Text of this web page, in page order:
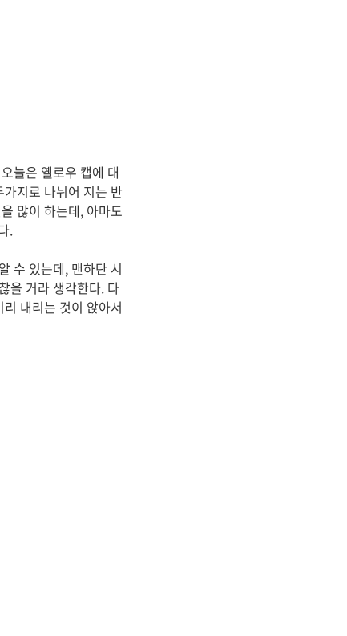
늘은 옐로우 캡에 대
지로 나뉘어 지는 반
많이 하는데, 아마도
.
수 있는데, 맨하탄 시
을 거라 생각한다. 다
내리는 것이 앉아서